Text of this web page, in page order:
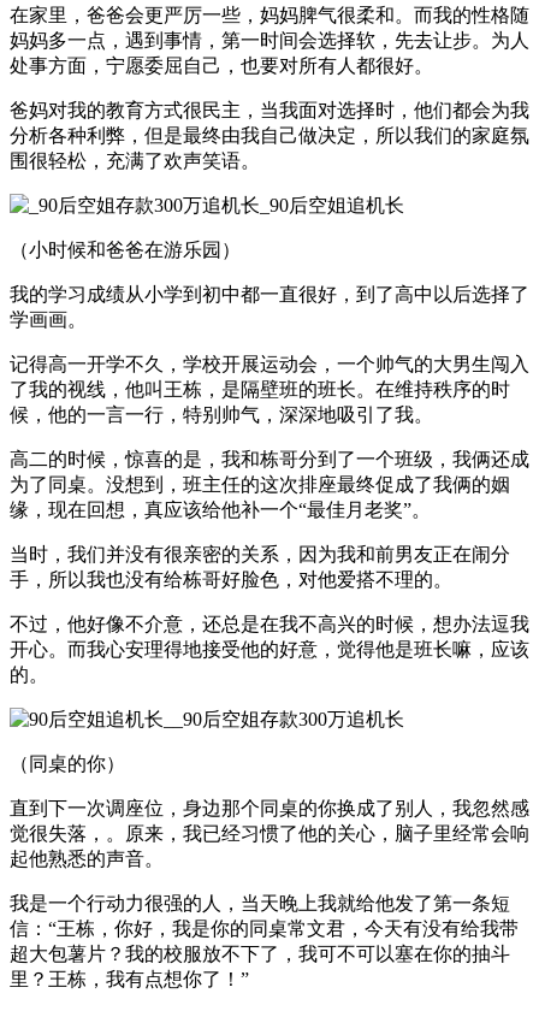
在家里，爸爸会更严厉一些，妈妈脾气很柔和。而我的性格随
妈妈多一点，遇到事情，第一时间会选择软，先去让步。为人
处事方面，宁愿委屈自己，也要对所有人都很好。
爸妈对我的教育方式很民主，当我面对选择时，他们都会为我
分析各种利弊，但是最终由我自己做决定，所以我们的家庭氛
围很轻松，充满了欢声笑语。
（小时候和爸爸在游乐园）
我的学习成绩从小学到初中都一直很好，到了高中以后选择了
学画画。
记得高一开学不久，学校开展运动会，一个帅气的大男生闯入
了我的视线，他叫王栋，是隔壁班的班长。在维持秩序的时
候，他的一言一行，特别帅气，深深地吸引了我。
高二的时候，惊喜的是，我和栋哥分到了一个班级，我俩还成
为了同桌。没想到，班主任的这次排座最终促成了我俩的姻
缘，现在回想，真应该给他补一个“最佳月老奖”。
当时，我们并没有很亲密的关系，因为我和前男友正在闹分
手，所以我也没有给栋哥好脸色，对他爱搭不理的。
不过，他好像不介意，还总是在我不高兴的时候，想办法逗我
开心。而我心安理得地接受他的好意，觉得他是班长嘛，应该
的。
（同桌的你）
直到下一次调座位，身边那个同桌的你换成了别人，我忽然感
觉很失落，。原来，我已经习惯了他的关心，脑子里经常会响
起他熟悉的声音。
我是一个行动力很强的人，当天晚上我就给他发了第一条短
信：“王栋，你好，我是你的同桌常文君，今天有没有给我带
超大包薯片？我的校服放不下了，我可不可以塞在你的抽斗
里？王栋，我有点想你了！”